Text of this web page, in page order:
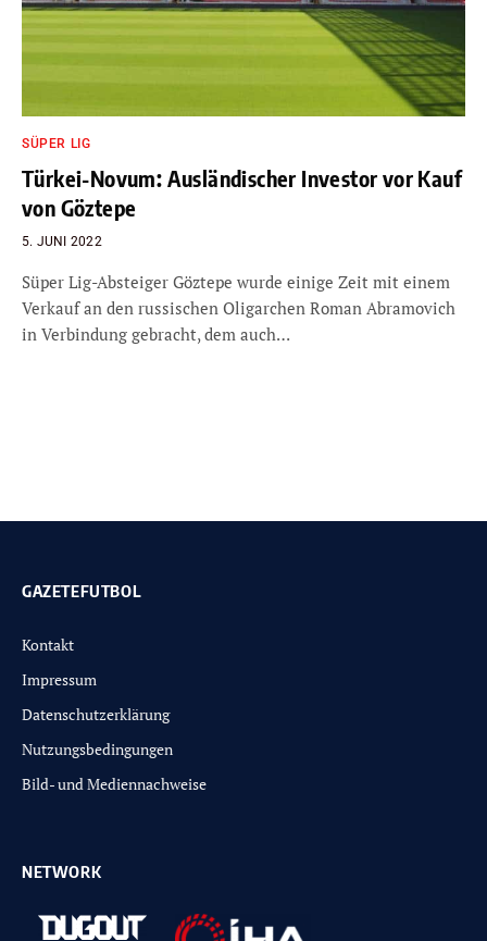
SÜPER LIG
Türkei-Novum: Ausländischer Investor vor Kauf
von Göztepe
5. JUNI 2022
Süper Lig-Absteiger Göztepe wurde einige Zeit mit einem
Verkauf an den russischen Oligarchen Roman Abramovich
in Verbindung gebracht, dem auch…
GAZETEFUTBOL
Kontakt
Impressum
Datenschutzerklärung
Nutzungsbedingungen
Bild- und Mediennachweise
NETWORK